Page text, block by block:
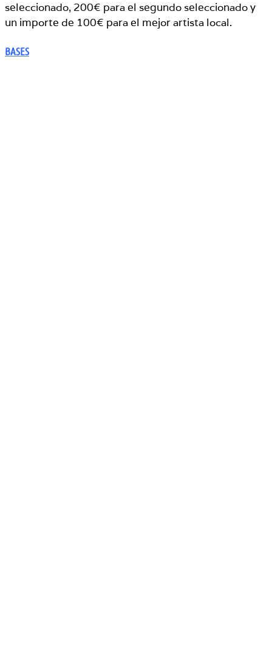
seleccionado, 200€ para el segundo seleccionado y
un importe de 100€ para el mejor artista local.
BASES